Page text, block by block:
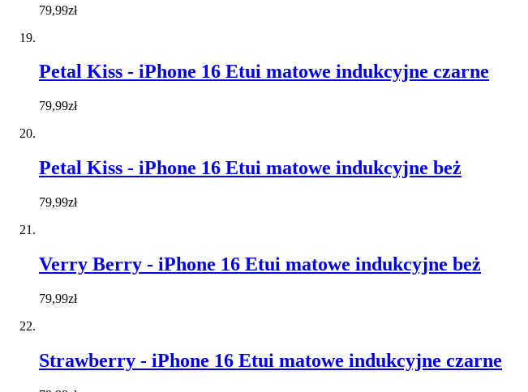
79,99zł
Petal Kiss - iPhone 16 Etui matowe indukcyjne czarne
79,99zł
Petal Kiss - iPhone 16 Etui matowe indukcyjne beż
79,99zł
Verry Berry - iPhone 16 Etui matowe indukcyjne beż
79,99zł
Strawberry - iPhone 16 Etui matowe indukcyjne czarne